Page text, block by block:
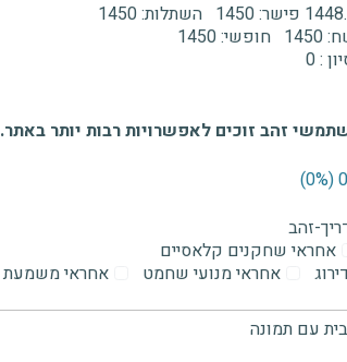
פישר:1450 השתלות:1450
1450 חופשי:1450
:
0
זהב זוכים לאפשרויות רבות יותר באתר.
זהב
אחראי שחקנים קלאסיים
אחראי מנועי שחמט אחראי משמעת
עם תמונה